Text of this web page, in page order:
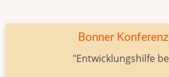
Bonner
"Entwicklungshilfe